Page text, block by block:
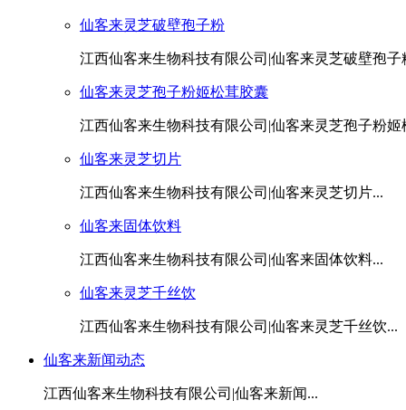
仙客来灵芝破壁孢子粉
江西仙客来生物科技有限公司|仙客来灵芝破壁孢子
仙客来灵芝孢子粉姬松茸胶囊
江西仙客来生物科技有限公司|仙客来灵芝孢子粉姬
仙客来灵芝切片
江西仙客来生物科技有限公司|仙客来灵芝切片...
仙客来固体饮料
江西仙客来生物科技有限公司|仙客来固体饮料...
仙客来灵芝千丝饮
江西仙客来生物科技有限公司|仙客来灵芝千丝饮...
仙客来新闻动态
江西仙客来生物科技有限公司|仙客来新闻...